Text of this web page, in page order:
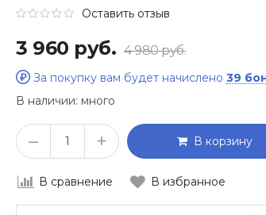
Оставить отзыв
3 960 руб. 4 980 руб.
За покупку вам будет начислено 39
В наличии: много
– + В корзину
В сравнение В избранное